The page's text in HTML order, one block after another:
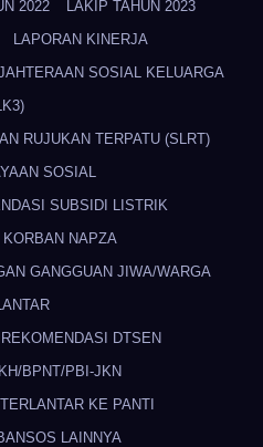
2022
LAKIP TAHUN 2023
LAPORAN KINERJA
SOSIAL KELUARGA
RUJUKAN TERPATU (SLRT)
SOSIAL
SUBSIDI LISTRIK
NAPZA
GANGGUAN JIWA/WARGA
DTSEN
BPNT/PBI-JKN
KE PANTI
LAINNYA